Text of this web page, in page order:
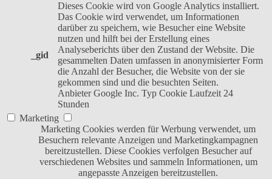
_gid
Dieses Cookie wird von Google Analytics installiert.
Das Cookie wird verwendet, um Informationen
darüber zu speichern, wie Besucher eine Website
nutzen und hilft bei der Erstellung eines
Analyseberichts über den Zustand der Website. Die
gesammelten Daten umfassen in anonymisierter Form
die Anzahl der Besucher, die Website von der sie
gekommen sind und die besuchten Seiten.
Anbieter Google Inc. Typ Cookie Laufzeit 24
Stunden
Marketing
Marketing Cookies werden für Werbung verwendet, um
Besuchern relevante Anzeigen und Marketingkampagnen
bereitzustellen. Diese Cookies verfolgen Besucher auf
verschiedenen Websites und sammeln Informationen, um
angepasste Anzeigen bereitzustellen.